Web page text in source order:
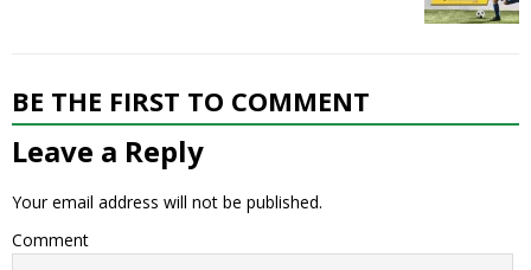
BE THE FIRST TO COMMENT
Leave a Reply
Your email address will not be published.
Comment